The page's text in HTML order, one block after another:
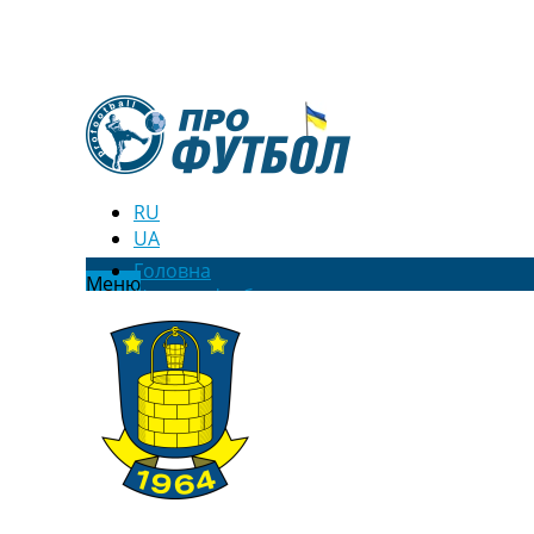
RU
UA
МенюГоловна
Новини футболу
Відео
Новини футболу України
Футбольні трансфери
Останні коментарі
Конкурс прогнозів
Логін
Рейтінги
Правила